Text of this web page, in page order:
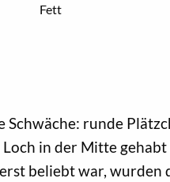
Fett
runde
in der Mitte
beliebt war, wurden